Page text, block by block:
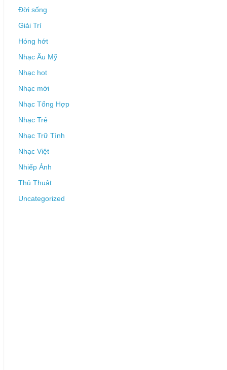
Đời sống
Giải Trí
Hóng hớt
Nhạc Âu Mỹ
Nhạc hot
Nhạc mới
Nhạc Tổng Hợp
Nhạc Trẻ
Nhạc Trữ Tình
Nhạc Việt
Nhiếp Ảnh
Thủ Thuật
Uncategorized